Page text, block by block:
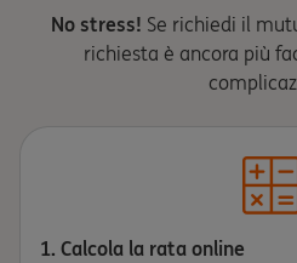
No stress! Se richiedi il
richiesta è ancora più
1. Calcola la rata online